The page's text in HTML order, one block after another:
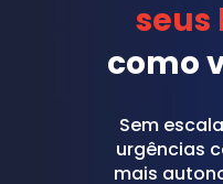
como
Sem
urgências